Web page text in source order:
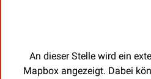
An dieser Stelle wird ein
Mapbox angezeigt. Dabei